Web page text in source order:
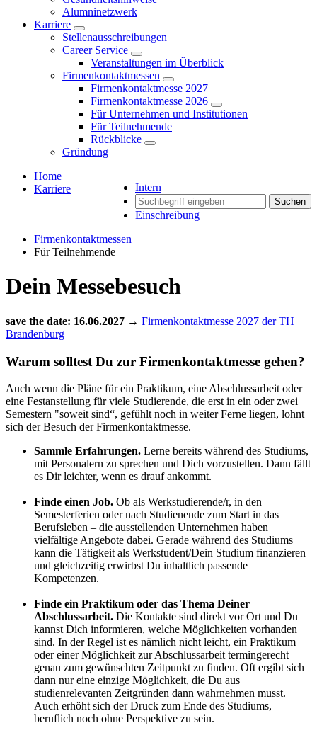
Alumninetzwerk
Karriere
Stellenausschreibungen
Career Service
Veranstaltungen im Überblick
Firmenkontaktmessen
Firmenkontaktmesse 2027
Firmenkontaktmesse 2026
Für Unternehmen und Institutionen
Für Teilnehmende
Rückblicke
Gründung
Intern
Suchen
Einschreibung
Home
Karriere
Firmenkontaktmessen
Für Teilnehmende
Dein Messebesuch
save the date: 16.06.2027 → Firmenkontaktmesse 2027 der TH
Brandenburg
Warum solltest Du zur Firmenkontaktmesse gehen?
Auch wenn die Pläne für ein Praktikum, eine Abschlussarbeit oder
eine Festanstellung für viele Studierende, die erst in ein oder zwei
Semestern "soweit sind“, gefühlt noch in weiter Ferne liegen, lohnt
sich der Besuch der Firmenkontaktmesse.
Sammle Erfahrungen. Lerne bereits während des Studiums,
mit Personalern zu sprechen und Dich vorzustellen. Dann fällt
es Dir leichter, wenn es drauf ankommt.
Finde einen Job. Ob als Werkstudierende/r, in den
Semesterferien oder nach Studienende zum Start in das
Berufsleben – die ausstellenden Unternehmen haben
vielfältige Angebote dabei. Gerade während des Studiums
kann die Tätigkeit als Werkstudent/Dein Studium finanzieren
und gleichzeitig erwirbst Du inhaltlich passende
Kompetenzen.
Finde ein Praktikum oder das Thema Deiner
Abschlussarbeit. Die Kontakte sind direkt vor Ort und Du
kannst Dich informieren, welche Möglichkeiten vorhanden
sind. In der Regel ist es nämlich nicht leicht, ein Praktikum
oder einer Möglichkeit zur Abschlussarbeit termingerecht
genau zum gewünschten Zeitpunkt zu finden. Oft ergibt sich
dann nur eine einzige Möglichkeit, die Du aus
studienrelevanten Zeitgründen dann wahrnehmen musst.
Auch erhöht sich der Druck zum Ende des Studiums,
beruflich noch ohne Perspektive zu sein.